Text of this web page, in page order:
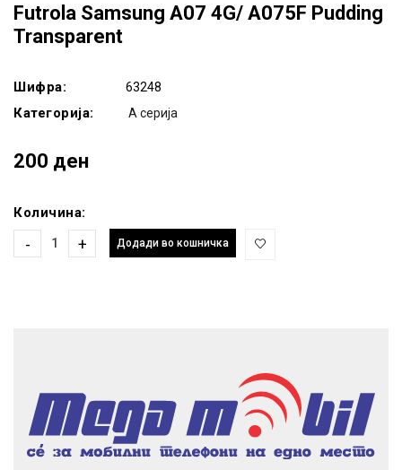
Futrola Samsung A07 4G/ A075F Pudding
Transparent
Шифра: 63248
Категорија: A серија
200 ден
Количина:
- + Додади во кошничка